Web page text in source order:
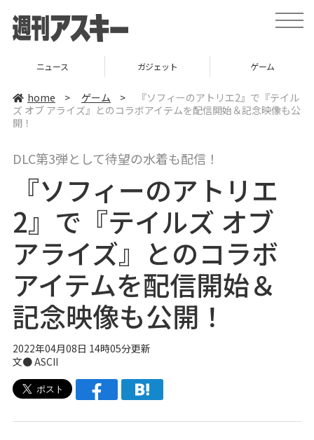
t
o
v
i
ニュース ガジェット ゲーム
home > ゲーム >
『ソフィーのアトリエ2』で『テイル
ズ オブ アライズ』とのコラボアイテムを配信開始＆記念映像も公
開！
DLC第3弾として待望の水着も配信！
『ソフィーのアトリエ
2』で『テイルズ オブ
アライズ』とのコラボ
アイテムを配信開始＆
記念映像も公開！
2022年04月08日 14時05分更新
文● ASCII